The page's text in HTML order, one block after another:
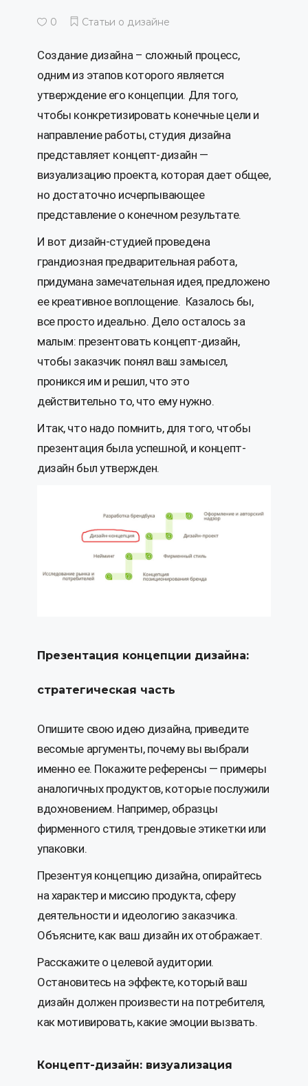
0 Статьи о дизайне
Создание дизайна – сложный процесс,
одним из этапов которого является
утверждение его концепции. Для того,
чтобы конкретизировать конечные цели и
направление работы, студия дизайна
представляет концепт-дизайн —
визуализацию проекта, которая дает общее,
но достаточно исчерпывающее
представление о конечном результате.
И вот дизайн-студией проведена
грандиозная предварительная работа,
придумана замечательная идея, предложено
ее креативное воплощение. Казалось бы,
все просто идеально. Дело осталось за
малым: презентовать концепт-дизайн,
чтобы заказчик понял ваш замысел,
проникся им и решил, что это
действительно то, что ему нужно.
Итак, что надо помнить, для того, чтобы
презентация была успешной, и концепт-
дизайн был утвержден.
Презентация концепции дизайна:
стратегическая часть
Опишите свою идею дизайна, приведите
весомые аргументы, почему вы выбрали
именно ее. Покажите референсы — примеры
аналогичных продуктов, которые послужили
вдохновением. Например, образцы
фирменного стиля, трендовые этикетки или
упаковки.
Презентуя концепцию дизайна, опирайтесь
на характер и миссию продукта, сферу
деятельности и идеологию заказчика.
Объясните, как ваш дизайн их отображает.
Расскажите о целевой аудитории.
Остановитесь на эффекте, который ваш
дизайн должен произвести на потребителя,
как мотивировать, какие эмоции вызвать.
Концепт-дизайн: визуализация